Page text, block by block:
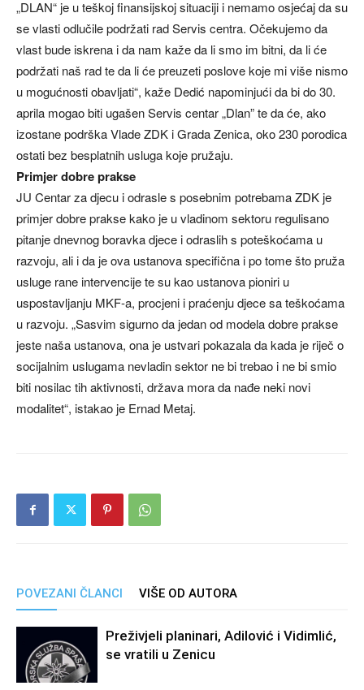
„DLAN“ je u teškoj finansijskoj situaciji i nemamo osjećaj da su
se vlasti odlučile podržati rad Servis centra. Očekujemo da
vlast bude iskrena i da nam kaže da li smo im bitni, da li će
podržati naš rad te da li će preuzeti poslove koje mi više nismo
u mogućnosti obavljati“, kaže Dedić napominjući da bi do 30.
aprila mogao biti ugašen Servis centar „Dlan” te da će, ako
izostane podrška Vlade ZDK i Grada Zenica, oko 230 porodica
ostati bez besplatnih usluga koje pružaju.
Primjer dobre prakse
JU Centar za djecu i odrasle s posebnim potrebama ZDK je
primjer dobre prakse kako je u vladinom sektoru regulisano
pitanje dnevnog boravka djece i odraslih s poteškoćama u
razvoju, ali i da je ova ustanova specifična i po tome što pruža
usluge rane intervencije te su kao ustanova pioniri u
uspostavljanju MKF-a, procjeni i praćenju djece sa teškoćama
u razvoju. „Sasvim sigurno da jedan od modela dobre prakse
jeste naša ustanova, ona je ustvari pokazala da kada je riječ o
socijalnim uslugama nevladin sektor ne bi trebao i ne bi smio
biti nosilac tih aktivnosti, država mora da nađe neki novi
modalitet“, istakao je Ernad Metaj.
POVEZANI ČLANCI VIŠE OD AUTORA
Preživjeli planinari, Adilović i Vidimlić,
se vratili u Zenicu